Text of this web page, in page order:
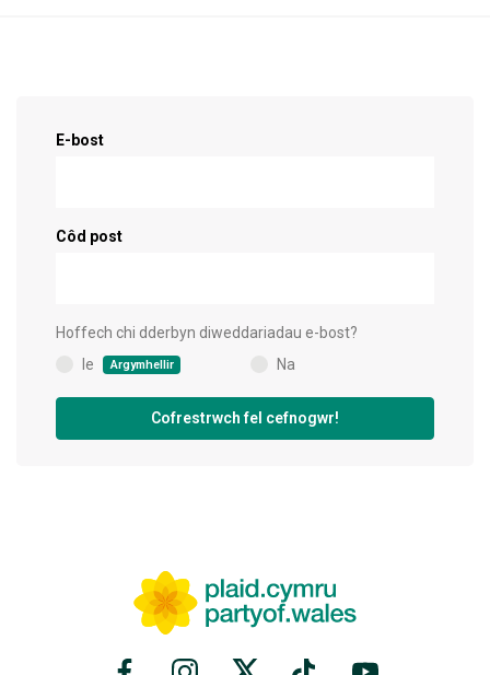
Cofrestrwch fel cefnogwr!
E-bost
Côd post
Hoffech chi dderbyn diweddariadau e-bost?
Ie
(
Argymhellir
)
Na
Cofrestrwch fel cefnogwr!